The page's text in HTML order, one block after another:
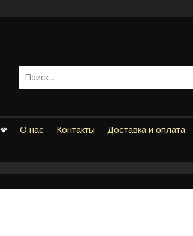
О нас Контакты Доставка и оплата